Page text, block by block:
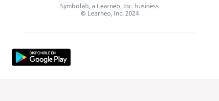
Symbolab, a Learneo, Inc. business
© Learneo, Inc. 2024